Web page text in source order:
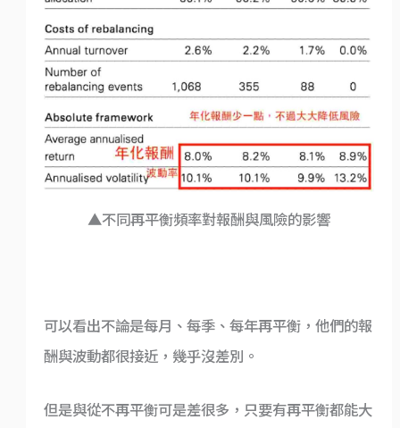
▲不同再平衡頻率對報酬與風險的影響
可以看出不論是每月、每季、每年再平衡，他們的報
酬與波動都很接近，幾乎沒差別。
但是與從不再平衡可是差很多，只要有再平衡都能大